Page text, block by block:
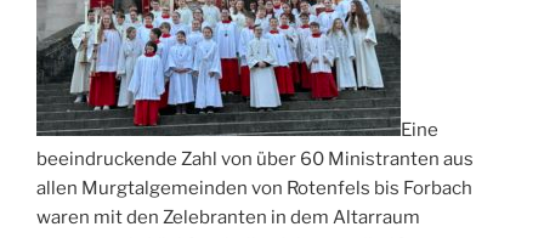
Eine
beeindruckende Zahl von über 60 Ministranten aus
allen Murgtalgemeinden von Rotenfels bis Forbach
waren mit den Zelebranten in dem Altarraum